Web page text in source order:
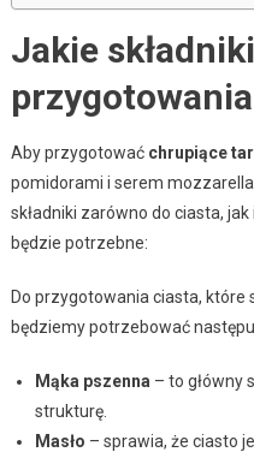
Jakie
Aby przygotować chrupiące
pomidorami i serem
składniki zarówno do ciasta,
będzie potrzebne:
Do przygotowania ciasta,
będziemy potrzebować
Mąka pszenna – to główny
strukturę.
Masło – sprawia, że ciasto